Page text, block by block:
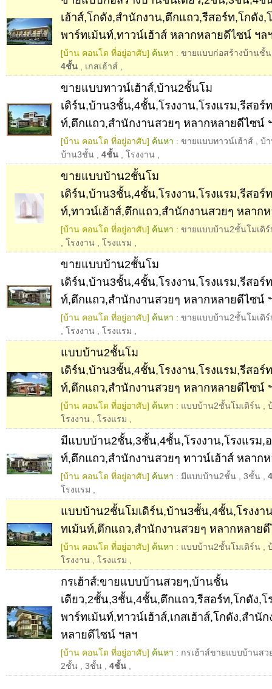
เฮ้าส์,โกดัง,สำนักงาน,ตึกแถว,รีสอร์ท,โกดัง,
พาร์ทเม้นท์,ทาวน์เฮ้าส์ หลากหลายดีไซน์ ฯล
[บ้าน คอนโด ที่อยู่อาศับ] ค้นหา : ขายแบบก่อสร้างบ้านชั้น
4ชั้น
เกสเฮ้าส์
ขายแบบทาวน์เฮ้าส์,บ้าน2ชั้นโม
เดิร์น,บ้าน3ชั้น,4ชั้น,โรงงาน,โรงแรม,รีสอร์
ท์,ตึกแถว,สำนักงานสวยๆ หลากหลายดีไซน์
[บ้าน คอนโด ที่อยู่อาศับ] ค้นหา : ขายแบบทาวน์เฮ้าส์
บ้
บ้าน3ชั้น
4ชั้น โรงงาน
ขายแบบบ้าน2ชั้นโม
เดิร์น,บ้าน3ชั้น,4ชั้น,โรงงาน,โรงแรม,รีสอร์
ท์,ทาวน์เฮ้าส์,ตึกแถว,สำนักงานสวยๆ หลาก
[บ้าน คอนโด ที่อยู่อาศับ] ค้นหา : ขายแบบบ้าน2ชั้นโมเดิ
โรงงาน โรงแรม
ขายแบบบ้าน2ชั้นโม
เดิร์น,บ้าน3ชั้น,4ชั้น,โรงงาน,โรงแรม,รีสอร์
ท์,ตึกแถว,สำนักงานสวยๆ หลากหลายดีไซน์
[บ้าน คอนโด ที่อยู่อาศับ] ค้นหา : ขายแบบบ้าน2ชั้นโมเดิ
โรงงาน โรงแรม
แบบบ้าน2ชั้นโม
เดิร์น,บ้าน3ชั้น,4ชั้น,โรงงาน,โรงแรม,รีสอร์
ท์,ตึกแถว,สำนักงานสวยๆ หลากหลายดีไซน์
[บ้าน คอนโด ที่อยู่อาศับ] ค้นหา : แบบบ้าน2ชั้นโมเดิร์น
โรงงาน
โรงแรม
มีแบบบ้าน2ชั้น,3ชั้น,4ชั้น,โรงงาน,โรงแรม,
ท์,ตึกแถว,สำนักงานสวยๆ ทาวน์เฮ้าส์ หลาก
[บ้าน คอนโด ที่อยู่อาศับ] ค้นหา : มีแบบบ้าน2ชั้น 3ชั้น
โรงแรม
แบบบ้าน2ชั้นโมเดิร์น,บ้าน3ชั้น,4ชั้น,โรงงา
ทเม้นท์,ตึกแถว,สำนักงานสวยๆ หลากหลาย
[บ้าน คอนโด ที่อยู่อาศับ] ค้นหา : แบบบ้าน2ชั้นโมเดิร์น
โรงงาน
โรงแรม
กรเฮ้าส์:ขายแบบบ้านสวยๆ,บ้านชั้น
เดียว,2ชั้น,3ชั้น,4ชั้น,ตึกแถว,รีสอร์ท,โกดัง,โ
พาร์ทเม้นท์,ทาวน์เฮ้าส์,เกสเฮ้าส์,โกดัง,สำนั
หลายดีไซน์ ฯลฯ
[บ้าน คอนโด ที่อยู่อาศับ] ค้นหา : กรเฮ้าส์ขายแบบบ้านสว
2ชั้น
3ชั้น 4ชั้น